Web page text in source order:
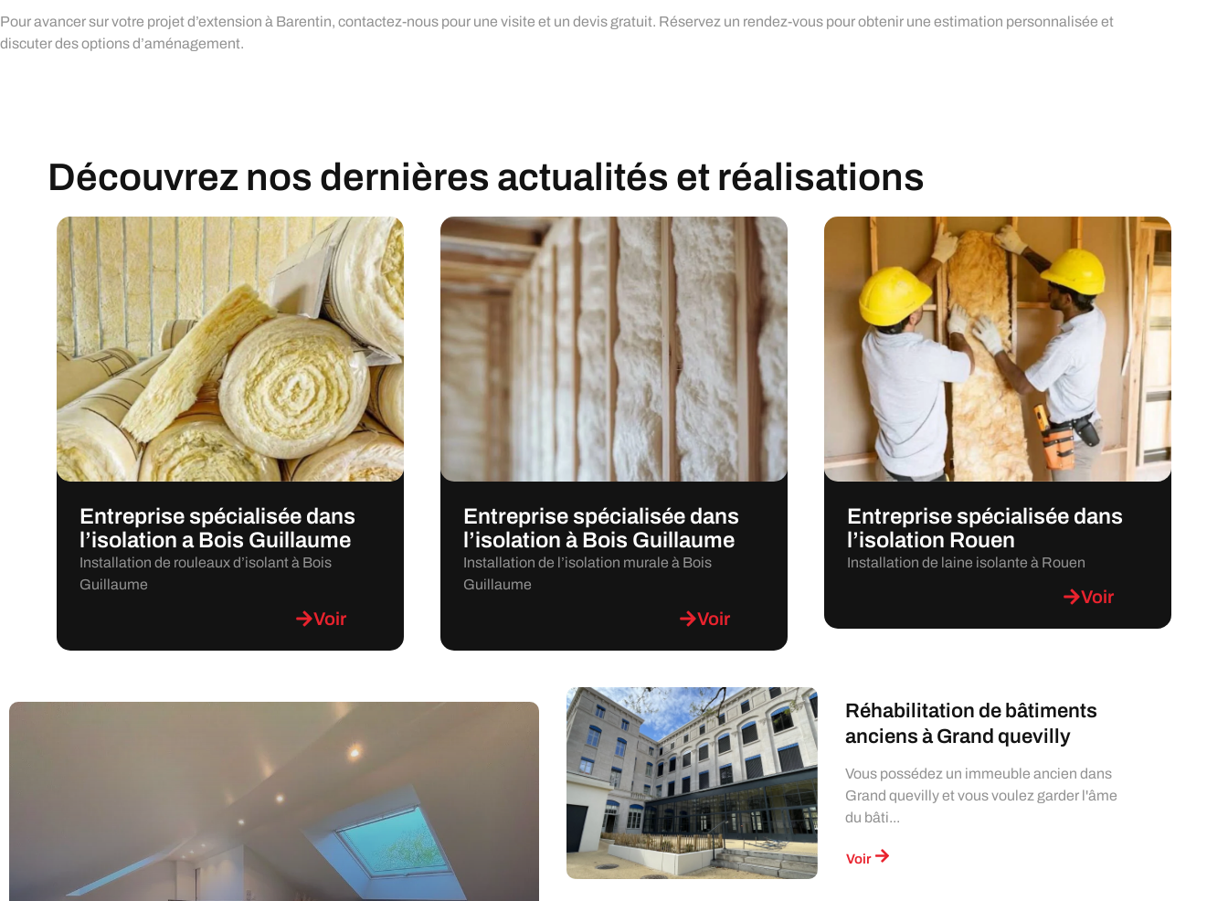
Pour avancer sur votre projet d’extension à Barentin, contactez-nous pour une visite et un devis gratuit. Réservez un rendez-vous pour obtenir une estimation personnalisée et
discuter des options d’aménagement.
Découvrez nos dernières actualités et réalisations
Entreprise spécialisée dans
l’isolation a Bois Guillaume
Installation de rouleaux d’isolant à Bois
Guillaume
Voir
Entreprise spécialisée dans
l’isolation à Bois Guillaume
Installation de l’isolation murale à Bois
Guillaume
Voir
Entreprise spécialisée dans
l’isolation Rouen
Installation de laine isolante à Rouen
Voir
Réhabilitation de bâtiments
anciens à Grand quevilly
Vous possédez un immeuble ancien dans
Grand quevilly et vous voulez garder l'âme
du bâti...
Voir